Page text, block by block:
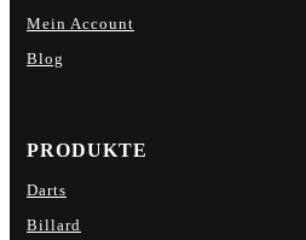
Mein Account
Blog
PRODUKTE
Darts
Billard